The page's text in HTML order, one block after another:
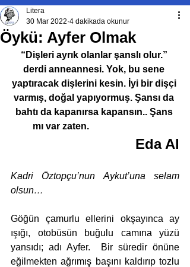
Öykü: Ayfer Olmak
Litera
30 Mar 2022 4 dakikada okunur
“Dişleri ayrık olanlar şanslı olur.”
derdi anneannesi. Yok, bu sene
yaptıracak dişlerini kesin. İyi bir dişçi
varmış, doğal yapıyormuş. Şansı da
bahtı da kapanırsa kapansın.. Şans
mı var zaten.
Eda Al
Kadri Öztopçu’nun Aykut’una selam
olsun…
Göğün çamurlu ellerini okşayınca ay
ışığı, otobüsün buğulu camına yüzü
yansıdı; adı Ayfer.  Bir süredir önüne
eğilmekten ağrımış başını kaldırıp tozlu